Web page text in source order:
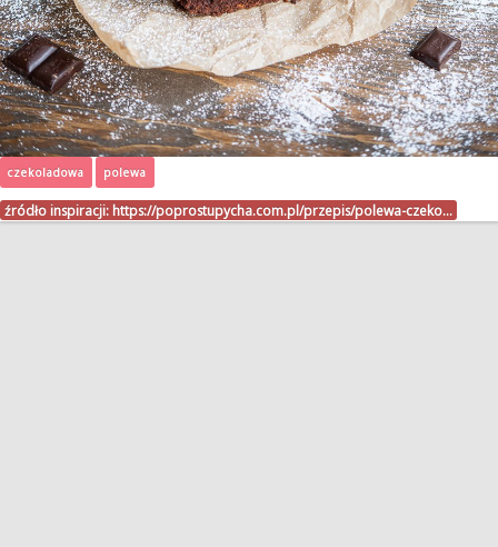
czekoladowa polewa
źródło inspiracji: https://poprostupycha.com.pl/przepis/polewa-czeko…